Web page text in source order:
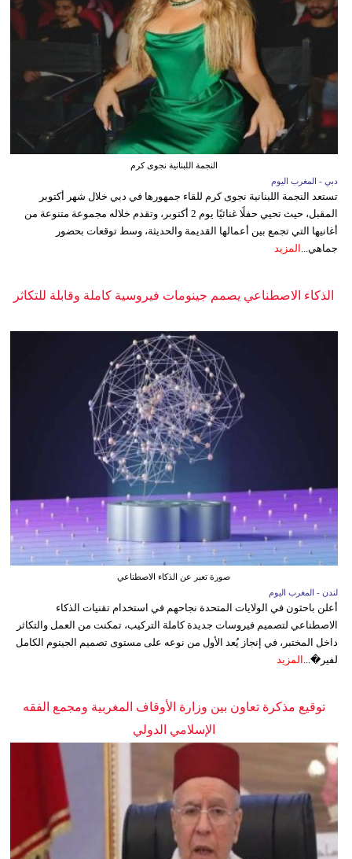
النجمة اللبنانية نجوى كرم
دبي - المغرب اليوم
تستعد النجمة اللبنانية نجوى كرم للقاء جمهورها في دبي خلال شهر أكتوبر
المقبل، حيث تحيي حفلًا غنائيًا يوم 2 أكتوبر، وتقدم خلاله مجموعة متنوعة من
أغانيها التي تجمع بين أعمالها القديمة والحديثة، وسط توقعات بحضور
جماهي... المزيد
الذكاء الاصطناعي يصمم جينومات فيروسية كاملة وقابلة للتكاثر
صورة تعبر عن الذكاء الاصطناعي
لندن - المغرب اليوم
أعلن باحثون في الولايات المتحدة نجاحهم في استخدام تقنيات الذكاء
الاصطناعي لتصميم فيروسات جديدة كاملة التركيب، تمكنت من العمل والتكاثر
داخل المختبر، في إنجاز يُعد الأول من نوعه على مستوى تصميم الجينوم الكامل
لفير�...
المزيد
توقيع مذكرة تعاون بين وزارة الأوقاف المغربية ومجمع الفقه
الإسلامي الدولي